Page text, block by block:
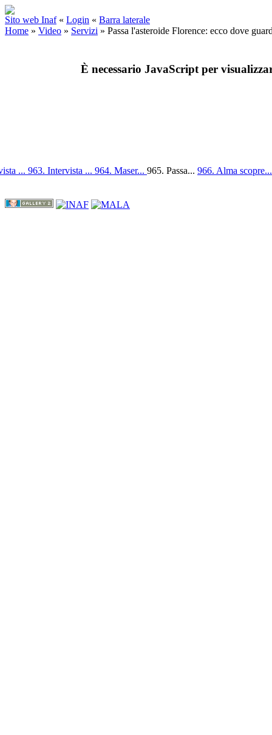
Sito web Inaf « Login « Barra laterale
Home » Video » Servizi » Passa l'asteroide Florence: ecco dove
È necessario JavaScript per
... 963. Intervista ... 964. Maser... 965. Passa... 966. Alma